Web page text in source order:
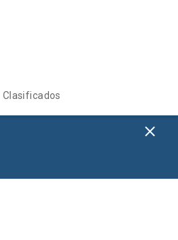
Clasificados